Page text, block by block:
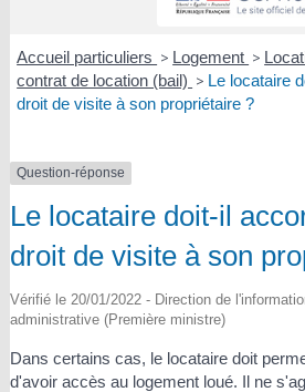
Accueil particuliers > Logement >
contrat de location (bail) > Le locataire
droit de visite à son propriétaire ?
Question-réponse
Le locataire doit-il
droit de visite à son
Vérifié le 20/01/2022 - Direction de
administrative (Première ministre)
Dans certains cas, le locataire doit
d'avoir accès au logement loué. Il ne